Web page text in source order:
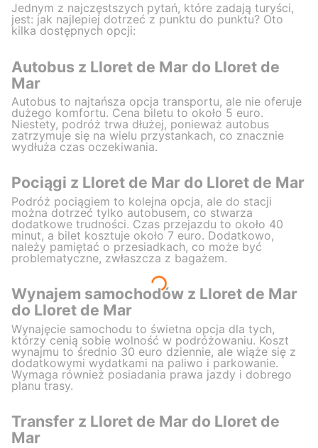
Jednym z najczęstszych pytań, które zadają turyści,
jest: jak najlepiej dotrzeć z punktu do punktu? Oto
kilka dostępnych opcji:
Autobus z Lloret de Mar do Lloret de
Mar
Autobus to najtańsza opcja transportu, ale nie oferuje
dużego komfortu. Cena biletu to około 5 euro.
Niestety, podróż trwa dłużej, ponieważ autobus
zatrzymuje się na wielu przystankach, co znacznie
wydłuża czas oczekiwania.
Pociągi z Lloret de Mar do Lloret de Mar
Podróż pociągiem to kolejna opcja, ale do stacji
można dotrzeć tylko autobusem, co stwarza
dodatkowe trudności. Czas przejazdu to około 40
minut, a bilet kosztuje około 7 euro. Dodatkowo,
należy pamiętać o przesiadkach, co może być
problematyczne, zwłaszcza z bagażem.
Wynajem samochodów z Lloret de Mar
do Lloret de Mar
Wynajęcie samochodu to świetna opcja dla tych,
którzy cenią sobie wolność w podróżowaniu. Koszt
wynajmu to średnio 30 euro dziennie, ale wiąże się z
dodatkowymi wydatkami na paliwo i parkowanie.
Wymaga również posiadania prawa jazdy i dobrego
planu trasy.
Transfer z Lloret de Mar do Lloret de
Mar